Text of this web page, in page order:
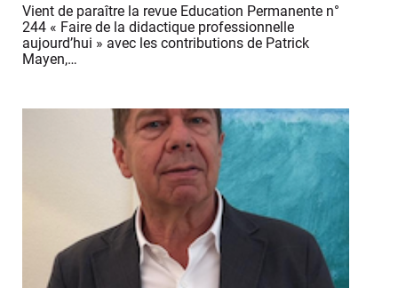
Vient de paraître la revue Education Permanente n°
244 « Faire de la didactique professionnelle
aujourd’hui » avec les contributions de Patrick
Mayen,…